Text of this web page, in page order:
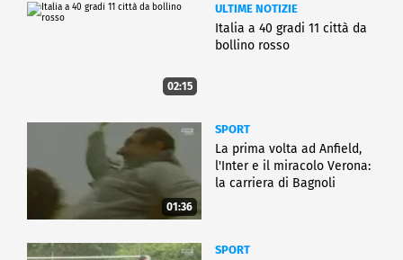
02:15
ULTIME NOTIZIE
Italia a 40 gradi 11 città da
bollino rosso
01:36
SPORT
La prima volta ad Anfield,
l'Inter e il miracolo Verona:
la carriera di Bagnoli
SPORT